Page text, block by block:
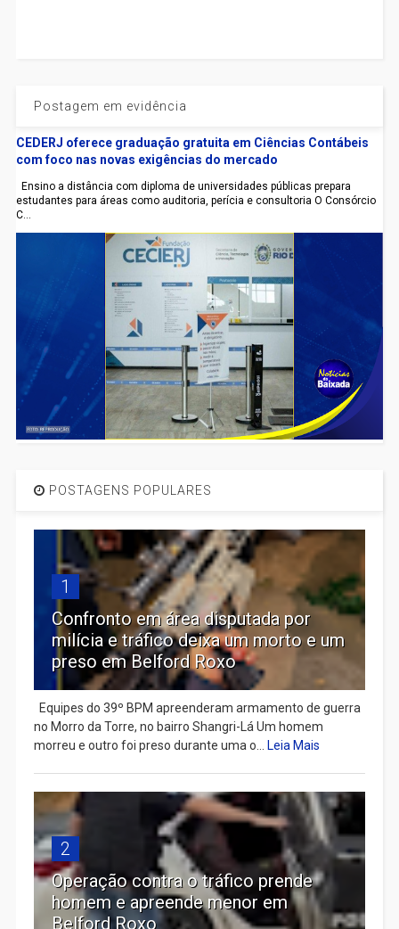
Postagem em evidência
CEDERJ oferece graduação gratuita em Ciências Contábeis
com foco nas novas exigências do mercado
Ensino a distância com diploma de universidades públicas prepara
estudantes para áreas como auditoria, perícia e consultoria O Consórcio
C...
POSTAGENS POPULARES
1
Confronto em área disputada por
milícia e tráfico deixa um morto e um
preso em Belford Roxo
Equipes do 39º BPM apreenderam armamento de guerra
no Morro da Torre, no bairro Shangri-Lá Um homem
morreu e outro foi preso durante uma o...
Leia Mais
2
Operação contra o tráfico prende
homem e apreende menor em
Belford Roxo